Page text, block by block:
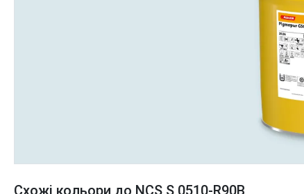
Схожі кольори до NCS S 0510-R90B